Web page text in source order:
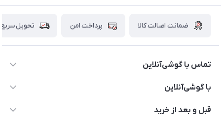
ضمانت اصالت کالا پرداخت امن تحویل سریع
تماس با گوشی‌آنلاین
۰۲۱91001221
با گوشی‌آنلاین
درباره ما
قبل و بعد از خرید